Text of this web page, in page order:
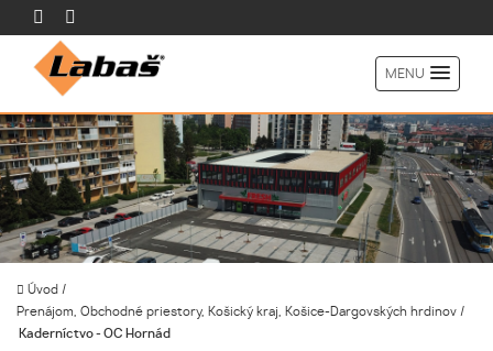
MENU
Úvod /
Prenájom, Obchodné priestory, Košický kraj, Košice-Dargovských hrdinov /
Kaderníctvo - OC Hornád